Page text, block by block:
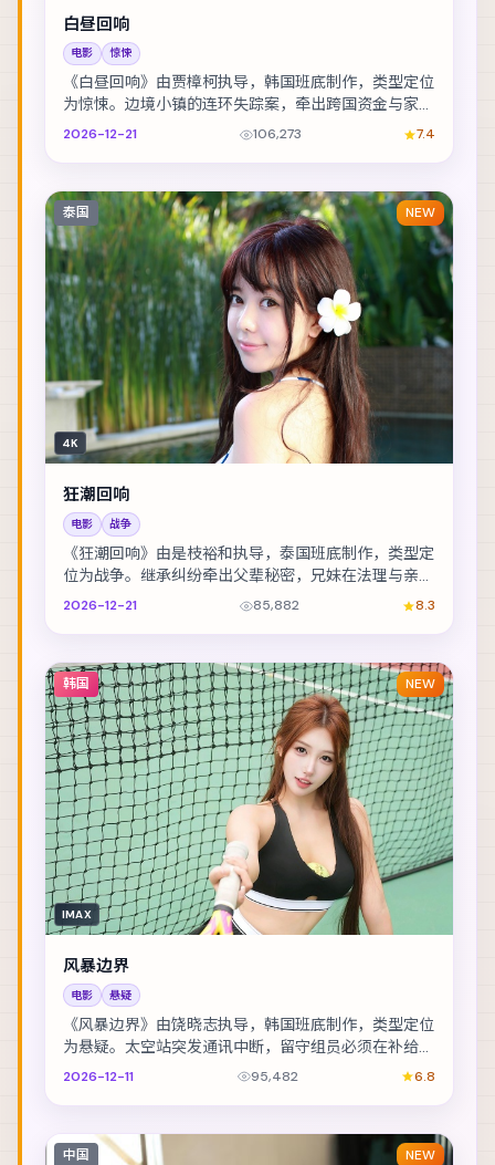
白昼回响
电影 惊悚
《白昼回响》由贾樟柯执导，韩国班底制作，类型定位
为惊悚。边境小镇的连环失踪案，牵出跨国资金与家族
恩怨。主演包括全智贤、孔刘、提莫西·查拉梅 等，...
2026-12-21 106,273 7.4
泰国 NEW
4K
狂潮回响
电影 战争
《狂潮回响》由是枝裕和执导，泰国班底制作，类型定
位为战争。继承纠纷牵出父辈秘密，兄妹在法理与亲情
间摇摆。主演包括河正宇、宋康昊、梁朝伟 等，表演...
2026-12-21 85,882 8.3
韩国 NEW
IMAX
风暴边界
电影 悬疑
《风暴边界》由饶晓志执导，韩国班底制作，类型定位
为悬疑。太空站突发通讯中断，留守组员必须在补给耗
尽前自救。主演包括白宇、赞达亚、朱一龙 等，表演...
2026-12-11 95,482 6.8
中国 NEW